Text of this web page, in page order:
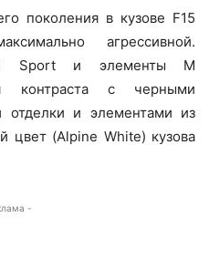
поколения в кузове F15
агрессивной.
M Sport и элементы M
контраста с черными
отделки и элементами из
цвет (Alpine White) кузова
-